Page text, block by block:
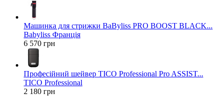
Машинка для стрижки BaByliss PRO BOOST BLACK...
Babyliss Франція
6 570 грн
Професійний шейвер TICO Professional Pro ASSIST...
TICO Professional
2 180 грн